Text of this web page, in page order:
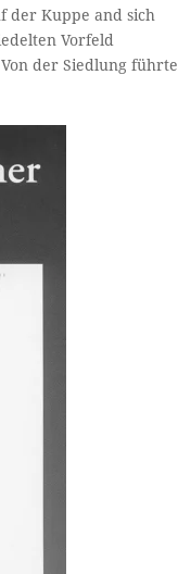
der Kuppe and sich
Vorfeld
der Siedlung führte